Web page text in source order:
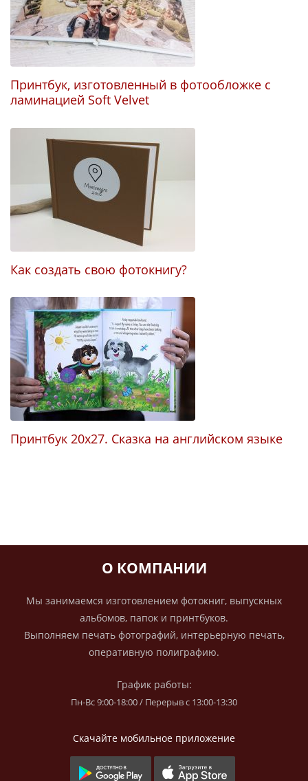
Принтбук, изготовленный в фотообложке с
ламинацией Soft Velvet
Как создать свою фотокнигу?
Принтбук 20х27. Сказка на английском языке
О КОМПАНИИ
Мы занимаемся изготовлением фотокниг, выпускных
альбомов, папок и принтбуков.
Выполняем печать фотографий, интерьерную печать,
оперативную полиграфию.
График работы:
Пн-Вс 9:00-18:00 / Перерыв с 13:00-13:30
Скачайте мобильное приложение